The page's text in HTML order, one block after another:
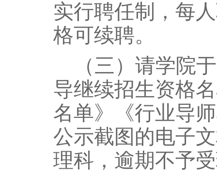
实行聘任制，每
格可续聘。
（三 ） 请学院于
导继续招生资格
名单》《行业导
公示截图的电子
理科，逾期不予